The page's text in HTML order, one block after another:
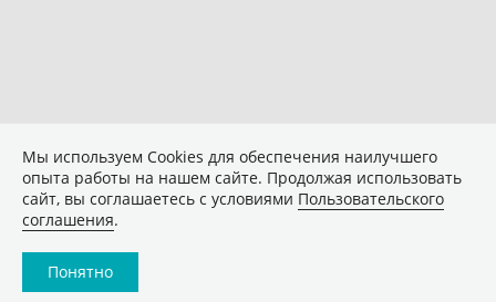
Мы используем Сookies для обеспечения наилучшего
опыта работы на нашем сайте. Продолжая использовать
сайт, вы соглашаетесь с условиями Пользовательского
соглашения.
Понятно